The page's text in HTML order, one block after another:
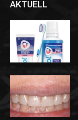
AKTUELL